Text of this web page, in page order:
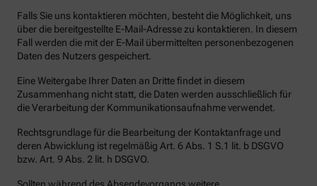
Falls Sie uns kontaktieren möchten, besteht die Möglichkeit, uns
über die bereitgestellte E-Mail-Adresse zu kontaktieren. In diesem
Fall werden die mit der E-Mail übermittelten personenbezogenen
Daten des Nutzers gespeichert.
Eine Weitergabe Ihrer Daten an Dritte findet in diesem
Zusammenhang nicht statt, die Daten werden ausschließlich für
die Verarbeitung der Kommunikationsaufnahme verwendet.
Rechtsgrundlage für die Bearbeitung der Kontaktanfrage und
deren Abwicklung ist regelmäßig Art. 6 Abs. 1 S.1 lit. b DSGVO
bzw. Art. 9 Abs. 2 lit. h DSGVO.